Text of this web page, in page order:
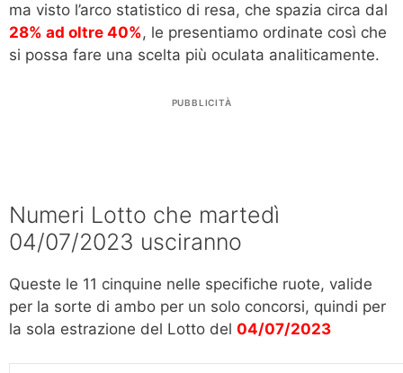
ma visto l’arco statistico di resa, che spazia circa dal
28% ad oltre 40%, le presentiamo ordinate così che
si possa fare una scelta più oculata analiticamente.
PUBBLICITÀ
Numeri Lotto che martedì
04/07/2023 usciranno
Queste le 11 cinquine nelle specifiche ruote, valide
per la sorte di ambo per un solo concorsi, quindi per
la sola estrazione del Lotto del 04/07/2023